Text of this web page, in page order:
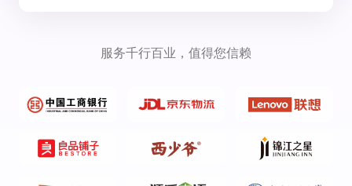
服务千行百业，值得您信赖